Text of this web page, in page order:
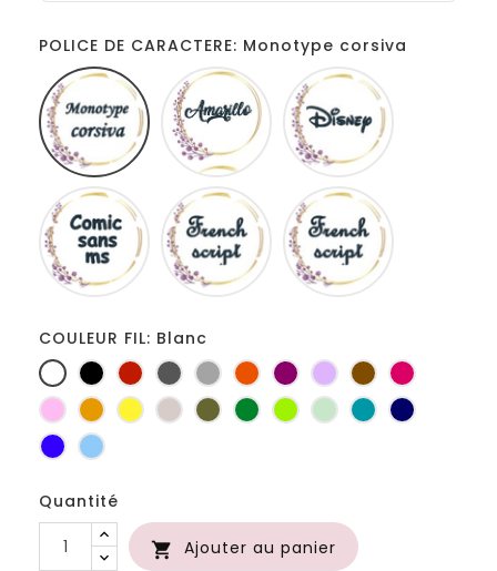
POLICE DE CARACTERE: Monotype corsiva
Monotype
corsiva
Amarillo
Comic
sans
ms
French
script
COULEUR FIL: Blanc
BlancNoir RougeGris
foncé
Gris
clair
OrangePruneLilasMarronFuchsia
RoseJaune
d'or
jauneFicelleKaki Vert
bouteille
Anis
Vert
d'eau
Turquoise
Marine
Bleu
roi
Bleu
Quantité
 Ajouter au panier